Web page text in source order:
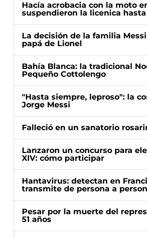
Hacía acrobacia con la moto
suspendieron la licenica hasta
La decisión de la familia
papá de Lionel
Bahía Blanca: la tradicional
Pequeño Cottolengo
"Hasta siempre, leproso": la
Jorge Messi
Falleció en un sanatorio
Lanzaron un concurso para
XIV: cómo participar
Hantavirus: detectan en
transmite de persona a
Pesar por la muerte del
51 años